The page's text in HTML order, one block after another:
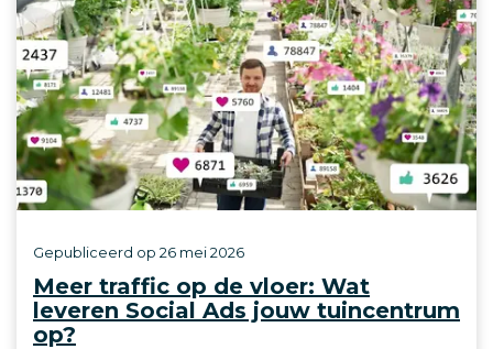
Meer traffic op de vloer: Wat
leveren Social Ads jouw tuincentrum
op?
Gepubliceerd op 26 mei 2026